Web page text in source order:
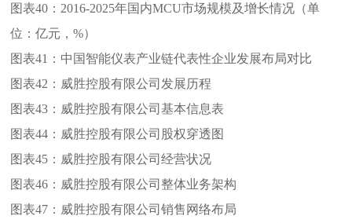
图表40： 2016-2025年国内MCU市场规模及增长情况（单
位：亿元，%）
图表41： 中国智能仪表产业链代表性企业发展布局对比
图表42： 威胜控股有限公司发展历程
图表43： 威胜控股有限公司基本信息表
图表44： 威胜控股有限公司股权穿透图
图表45： 威胜控股有限公司经营状况
图表46： 威胜控股有限公司整体业务架构
图表47： 威胜控股有限公司销售网络布局